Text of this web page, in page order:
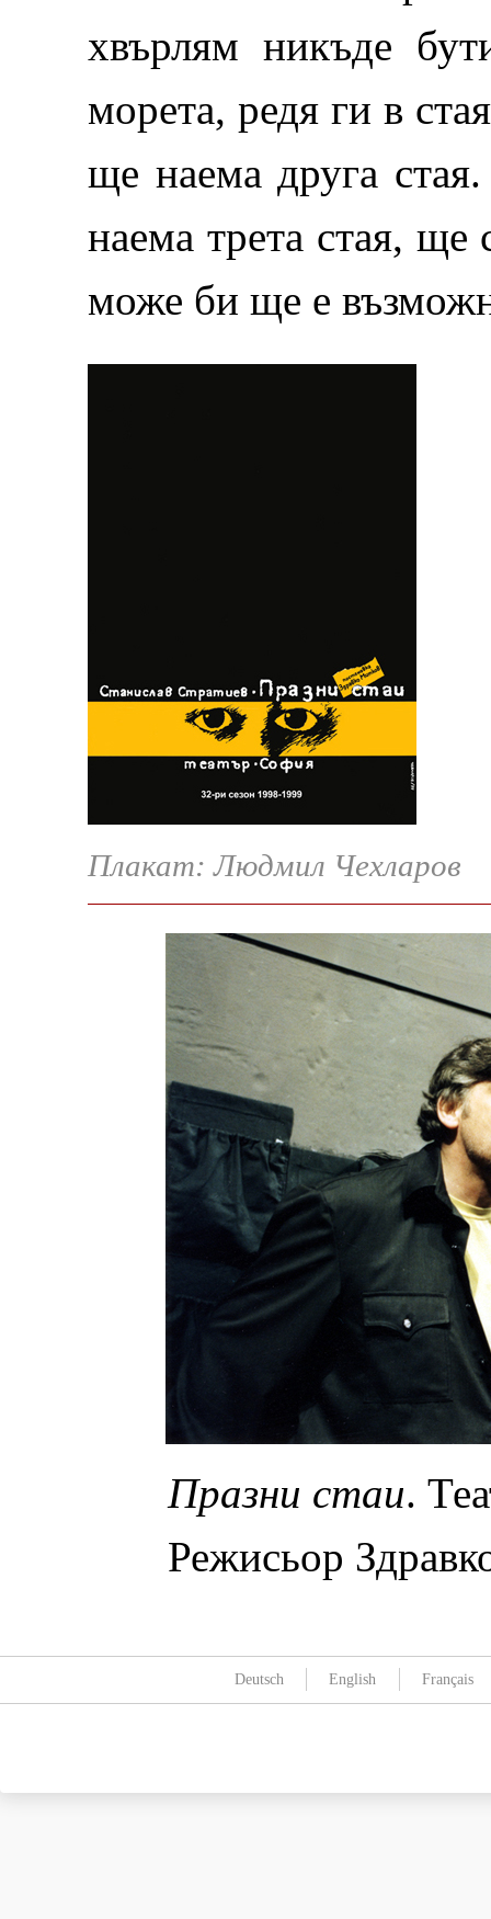
хвърлям никъде
морета, редя ги в
ще наема друга
наема трета стая, ще
може би ще е
Плакат: Людмил Чехларов
Празни стаи.
Режисьор
Deutsch English Français